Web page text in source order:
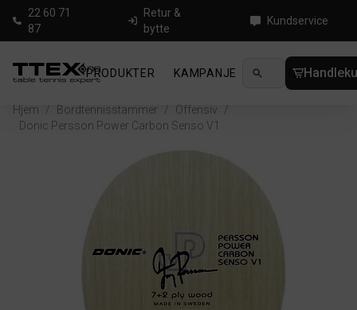
22 60 71
87
Retur &
bytte
Kundservice
PRODUKTER KAMPANJE NYHETER
Hjem / Bordtennisstammer / Offensiv
/
Donic Persson Power Carbon Senso V1